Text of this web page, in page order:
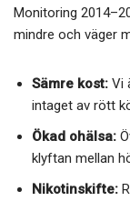
Monitoring
mindre och väger
Sämre kost: Vi
intaget av rött
Ökad ohälsa:
klyftan mellan
Nikotinskifte: